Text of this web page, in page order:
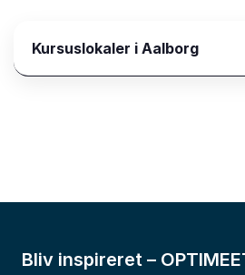
Kursuslokaler i Aalborg
Bliv inspireret –